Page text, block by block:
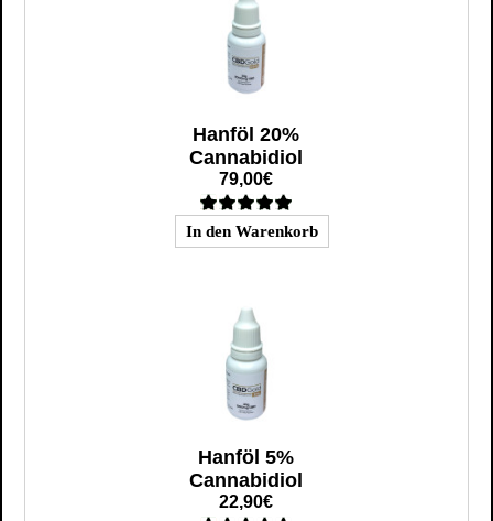
Hanföl 20%
Cannabidiol
79,00€
Hanföl 5%
Cannabidiol
22,90€